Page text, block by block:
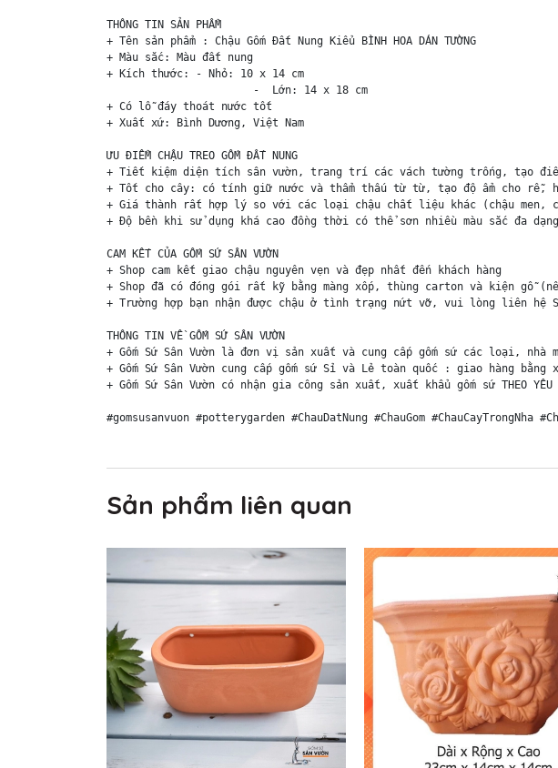
THÔNG TIN SẢN PHẨM
+ Tên sản phẩm : Chậu Gốm Đất Nung Kiểu BÌNH HOA DÁN TƯỜNG
+ Màu sắc: Màu đất nung
+ Kích thước: - Nhỏ: 10 x 14 cm
                       -  Lớn: 14 x 18 cm
+ Có lỗ đáy thoát nước tốt
+ Xuất xứ: Bình Dương, Việt Nam
ƯU ĐIỂM CHẬU TREO GỐM ĐẤT NUNG
+ Tiết kiệm diện tích sân vườn, trang trí các vách tường trống, tạo
+ Tốt cho cây: có tính giữ nước và thẩm thấu từ từ, tạo độ ẩm cho rễ,
+ Giá thành rất hợp lý so với các loại chậu chất liệu khác (chậu men,
+ Độ bền khi sử dụng khá cao đồng thời có thể sơn nhiều màu sắc đa
CAM KẾT CỦA GỐM SỨ SÂN VƯỜN
+ Shop cam kết giao chậu nguyên vẹn và đẹp nhất đến khách hàng
+ Shop đã có đóng gói rất kỹ bằng màng xốp, thùng carton và kiện gỗ
+ Trường hợp bạn nhận được chậu ở tình trạng nứt vỡ, vui lòng liên hệ
THÔNG TIN VỀ GỐM SỨ SÂN VƯỜN
+ Gốm Sứ Sân Vườn là đơn vị sản xuất và cung cấp gốm sứ các loại, nhà
+ Gốm Sứ Sân Vườn cung cấp gốm sứ Sỉ và Lẻ toàn quốc : giao hàng
+ Gốm Sứ Sân Vườn có nhận gia công sản xuất, xuất khẩu gốm sứ THEO
Sản phẩm liên quan